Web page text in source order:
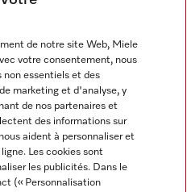
de notre site Web, Miele
votre consentement, nous
non essentiels et des
marketing et d'analyse, y
de nos partenaires et
des informations sur
aident à personnaliser et
Les cookies sont
les publicités. Dans le
(« Personnalisation